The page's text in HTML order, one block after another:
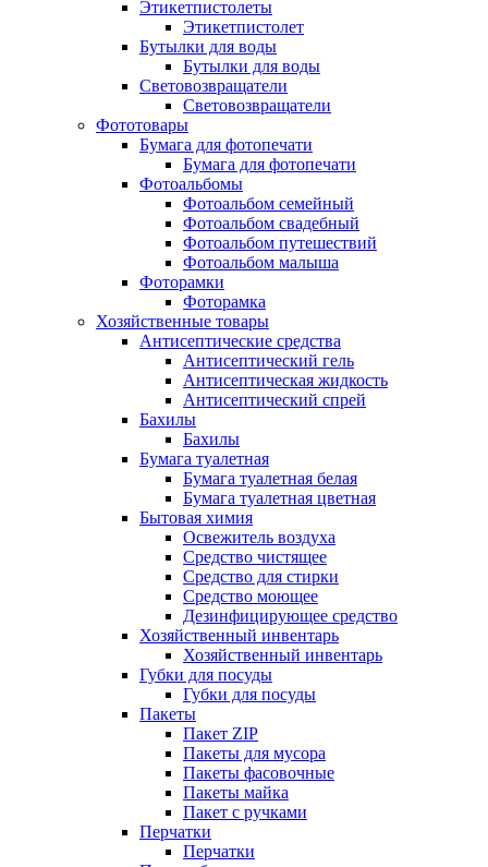
Этикетпистолеты
Этикетпистолет
Бутылки для воды
Бутылки для воды
Световозвращатели
Световозвращатели
Фототовары
Бумага для фотопечати
Бумага для фотопечати
Фотоальбомы
Фотоальбом семейный
Фотоальбом свадебный
Фотоальбом путешествий
Фотоальбом малыша
Фоторамки
Фоторамка
Хозяйственные товары
Антисептические средства
Антисептический гель
Антисептическая жидкость
Антисептический спрей
Бахилы
Бахилы
Бумага туалетная
Бумага туалетная белая
Бумага туалетная цветная
Бытовая химия
Освежитель воздуха
Средство чистящее
Средство для стирки
Средство моющее
Дезинфицирующее средство
Хозяйственный инвентарь
Хозяйственный инвентарь
Губки для посуды
Губки для посуды
Пакеты
Пакет ZIP
Пакеты для мусора
Пакеты фасовочные
Пакеты майка
Пакет с ручками
Перчатки
Перчатки